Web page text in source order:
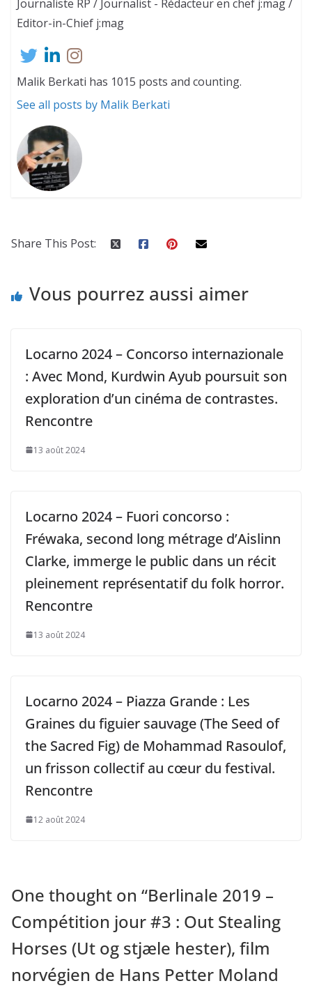
Journaliste RP / Journalist - Rédacteur en chef j:mag /
Editor-in-Chief j:mag
Malik Berkati has 1015 posts and counting.
See all posts by Malik Berkati
Share This Post:
Vous pourrez aussi aimer
Locarno 2024 – Concorso internazionale
: Avec Mond, Kurdwin Ayub poursuit son
exploration d’un cinéma de contrastes.
Rencontre
13 août 2024
Locarno 2024 – Fuori concorso :
Fréwaka, second long métrage d’Aislinn
Clarke, immerge le public dans un récit
pleinement représentatif du folk horror.
Rencontre
13 août 2024
Locarno 2024 – Piazza Grande : Les
Graines du figuier sauvage (The Seed of
the Sacred Fig) de Mohammad Rasoulof,
un frisson collectif au cœur du festival.
Rencontre
12 août 2024
One thought on “Berlinale 2019 –
Compétition jour #3 : Out Stealing
Horses (Ut og stjæle hester), film
norvégien de Hans Petter Moland